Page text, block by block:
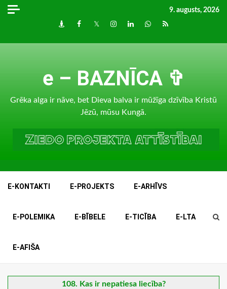
Skip
9. augusts, 2026
DraugiemFacebook
TwitterInstagram
LinkedInwhatsapp
RSS
e – BAZNĪCA ✞
Grēka alga ir nāve, bet Dieva balva ir mūžīga dzīvība Kristū
Jēzū, mūsu Kungā.
E-KONTAKTI E-PROJEKTS E-ARHĪVS
E-POLEMIKA E-BĪBELE E-TICĪBA E-LTA
E-AFIŠA
108. Kas ir nepatiesa liecība?